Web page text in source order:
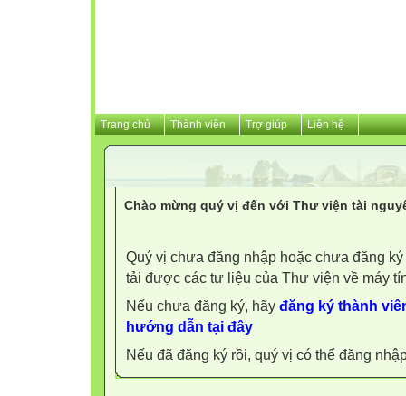
Trang chủ Thành viên Trợ giúp Liên hệ
Chào mừng quý vị đến với Thư viện tài
Quý vị chưa đăng nhập hoặc chưa đăng
tải được các tư liệu của Thư viện về máy
Nếu chưa đăng ký, hãy đăng ký thành
hướng dẫn tại đây
Nếu đã đăng ký rồi, quý vị có thể đăng